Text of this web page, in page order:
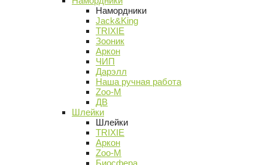
Намордники
Jack&King
TRIXIE
Зооник
Аркон
ЧИП
Дарэлл
Наша ручная работа
Zoo-M
ДВ
Шлейки
Шлейки
TRIXIE
Аркон
Zoo-M
Биосфера